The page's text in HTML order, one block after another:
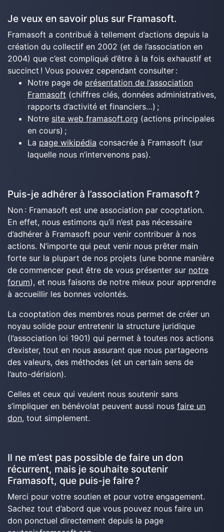
Je veux en savoir plus sur Framasoft.
Framasoft a contribué à tellement d’actions depuis la
création du collectif en 2002 (et de l’association en
2004) que c’est compliqué d’être à la fois exhaustif et
succinct ! Vous pouvez cependant consulter :
Notre page de présentation de l’association
Framasoft (chiffres clés, données administratives,
rapports d’activité et financiers…) ;
Notre site web framasoft.org (actions principales
en cours) ;
La page wikipédia consacrée à Framasoft (sur
laquelle nous n’intervenons pas).
Puis-je adhérer à l’association Framasoft ?
Non : Framasoft est une association par cooptation.
En effet, nous estimons qu’il n’est pas nécessaire
d’adhérer à Framasoft pour venir contribuer à nos
actions. N’importe qui peut venir nous prêter main
forte sur la plupart de nos projets (une bonne manière
de commencer peut être de vous présenter sur notre
forum), et nous faisons de notre mieux pour apprendre
à accueillir les bonnes volontés.
La cooptation des membres nous permet de créer un
noyau solide pour entretenir la structure juridique
(l’association loi 1901) qui permet à toutes nos actions
d’exister, tout en nous assurant que nous partageons
des valeurs, des méthodes (et un certain sens de
l’auto-dérision).
Celles et ceux qui veulent nous soutenir sans
s’impliquer en bénévolat peuvent aussi nous faire un
don, tout simplement.
Il ne m’est pas possible de faire un don
récurrent, mais je souhaite soutenir
Framasoft, que puis-je faire ?
Merci pour votre soutien et pour votre engagement.
Sachez tout d’abord que vous pouvez nous faire un
don ponctuel directement depuis la page